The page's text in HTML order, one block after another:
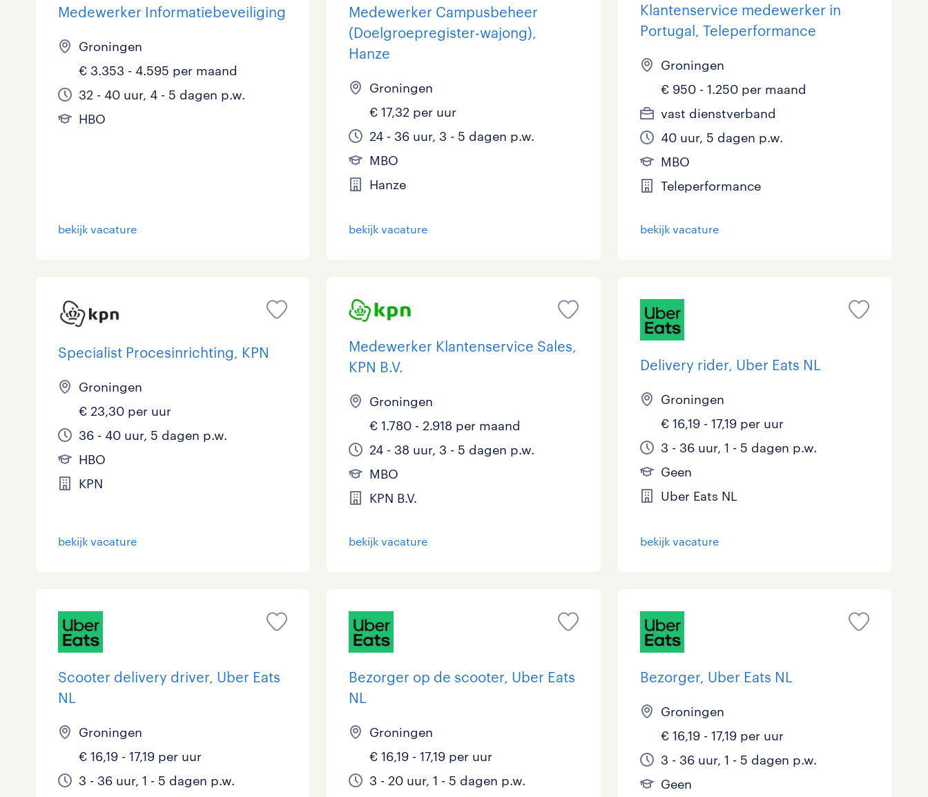
Medewerker Informatiebeveiliging
Groningen
€ 3.353 - 4.595 per maand
32 - 40 uur, 4 - 5 dagen p.w.
HBO
bekijk vacature
Medewerker Campusbeheer
(Doelgroepregister-wajong),
Hanze
Groningen
€ 17,32 per uur
24 - 36 uur, 3 - 5 dagen p.w.
MBO
Hanze
bekijk vacature
Klantenservice medewerker in
Portugal, Teleperformance
Groningen
€ 950 - 1.250 per maand
vast dienstverband
40 uur, 5 dagen p.w.
MBO
Teleperformance
bekijk vacature
Specialist Procesinrichting, KPN
Groningen
€ 23,30 per uur
36 - 40 uur, 5 dagen p.w.
HBO
KPN
bekijk vacature
Medewerker Klantenservice Sales,
KPN B.V.
Groningen
€ 1.780 - 2.918 per maand
24 - 38 uur, 3 - 5 dagen p.w.
MBO
KPN B.V.
bekijk vacature
Delivery rider, Uber Eats NL
Groningen
€ 16,19 - 17,19 per uur
3 - 36 uur, 1 - 5 dagen p.w.
Geen
Uber Eats NL
bekijk vacature
Scooter delivery driver, Uber Eats
NL
Groningen
€ 16,19 - 17,19 per uur
3 - 36 uur, 1 - 5 dagen p.w.
Bezorger op de scooter, Uber Eats
NL
Groningen
€ 16,19 - 17,19 per uur
3 - 20 uur, 1 - 5 dagen p.w.
Bezorger, Uber Eats NL
Groningen
€ 16,19 - 17,19 per uur
3 - 36 uur, 1 - 5 dagen p.w.
Geen